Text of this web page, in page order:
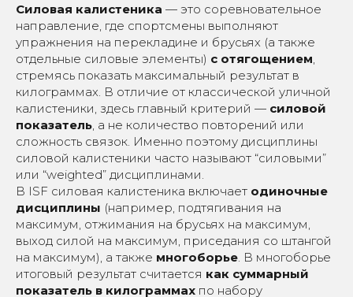
Силовая калистеника — это соревновательное
направление, где спортсмены выполняют
упражнения на перекладине и брусьях (а также
отдельные силовые элементы) с отягощением,
стремясь показать максимальный результат в
килограммах. В отличие от классической уличной
калистеники, здесь главный критерий — силовой
показатель, а не количество повторений или
сложность связок. Именно поэтому дисциплины
силовой калистеники часто называют “силовыми”
или “weighted” дисциплинами.
В ISF силовая калистеника включает одиночные
дисциплины (например, подтягивания на
максимум, отжимания на брусьях на максимум,
выход силой на максимум, приседания со штангой
на максимум), а также многоборье. В многоборье
итоговый результат считается как суммарный
показатель в килограммах по набору